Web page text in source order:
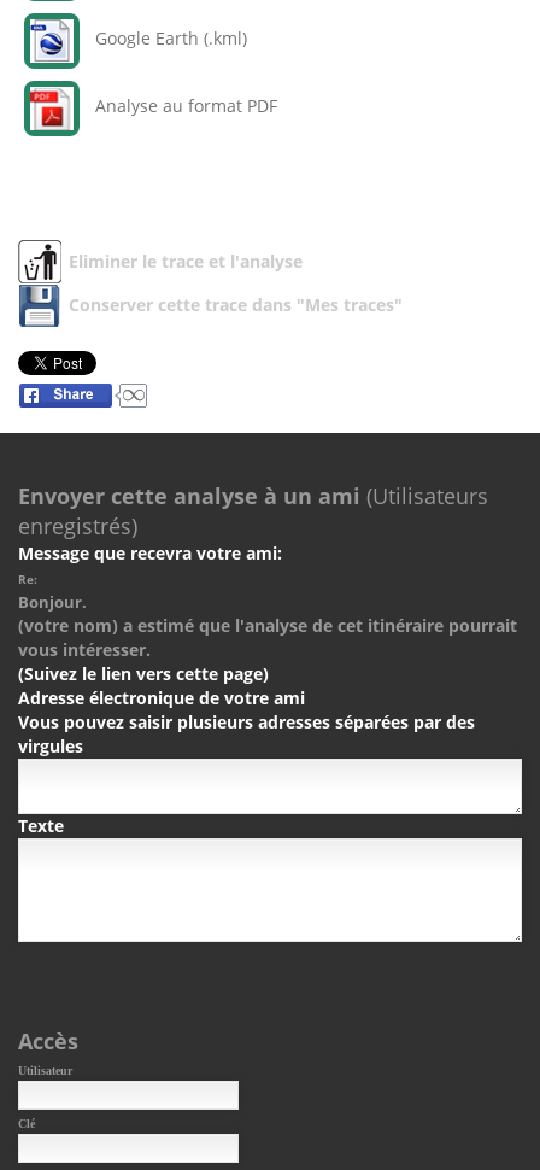
Google Earth (.kml)
Analyse au format PDF
Eliminer le trace et l'analyse
Conserver cette trace dans "Mes traces"
Envoyer cette analyse à un ami (Utilisateurs
enregistrés)
Message que recevra votre ami:
Re:
Bonjour.
(votre nom) a estimé que l'analyse de cet itinéraire pourrait
vous intéresser.
(Suivez le lien vers cette page)
Adresse électronique de votre ami
Vous pouvez saisir plusieurs adresses séparées par des
virgules
Texte
Accès
Utilisateur
Clé